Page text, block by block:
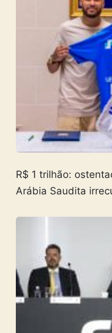
R$ 1 trilhão:
Arábia Saudita